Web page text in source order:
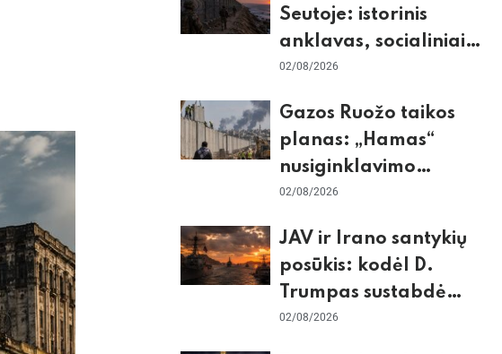
Seutoje: istorinis
anklavas, socialiniai
tinklai ir ES skilimas
02/08/2026
Gazos Ruožo taikos
planas: „Hamas“
nusiginklavimo
sąlygos, Izraelio
nerimas dėl sienos
02/08/2026
JAV ir Irano santykių
posūkis: kodėl D.
Trumpas sustabdė
smūgius ir kuo
02/08/2026